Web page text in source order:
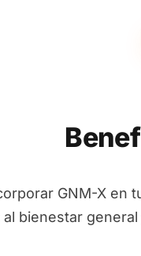
GNM-X en
bienestar